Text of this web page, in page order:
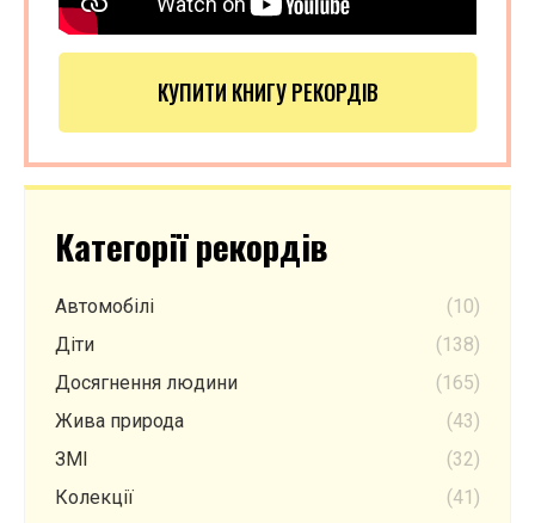
КУПИТИ КНИГУ РЕКОРДІВ
Категорії рекордів
Автомобілі
(10)
Діти
(138)
Досягнення людини
(165)
Жива природа
(43)
ЗМІ
(32)
Колекції
(41)